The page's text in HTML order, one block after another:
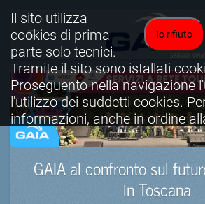
GAIA al confronto sul
in Toscana
Io rifiuto
Il sito utilizza
cookies di prima
parte solo tecnici.
Tramite il sito sono istallati
Proseguento nella navigazione
l'utilizzo dei suddetti cookies.
informazioni, anche in ordine
è possibile consultare
completa.
Visualizza informativa